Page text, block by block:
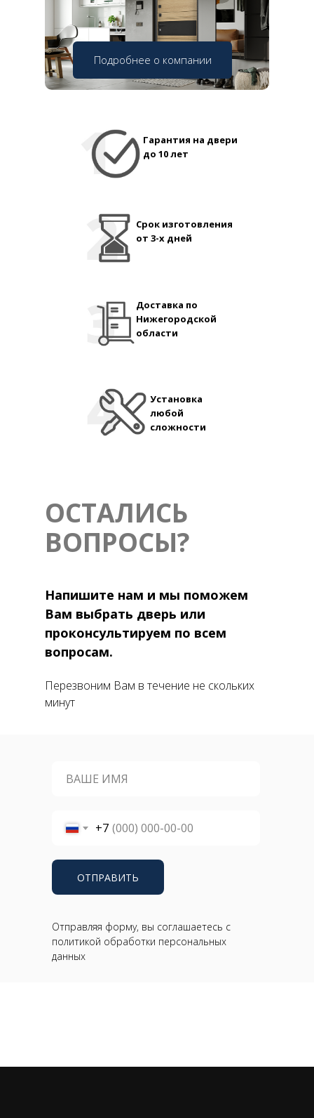
Подробнее о компании
Гарантия на двери
до 10 лет
Срок изготовления
от 3-х дней
Доставка по
Нижегородской
области
Установка
любой
сложности
+7
ОТПРАВИТЬ
ОСТАЛИСЬ
ВОПРОСЫ?
Напишите нам и мы поможем
Вам выбрать дверь или
проконсультируем по всем
вопросам.
Перезвоним Вам в течение не скольких
минут
Отправляя форму, вы соглашаетесь с
политикой обработки персональных
данных